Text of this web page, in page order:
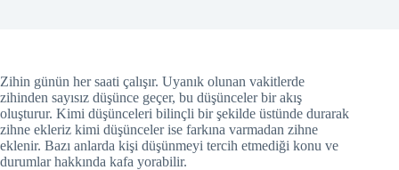
Zihin günün her saati çalışır. Uyanık olunan vakitlerde
zihinden sayısız düşünce geçer, bu düşünceler bir akış
oluşturur. Kimi düşünceleri bilinçli bir şekilde üstünde durarak
zihne ekleriz kimi düşünceler ise farkına varmadan zihne
eklenir. Bazı anlarda kişi düşünmeyi tercih etmediği konu ve
durumlar hakkında kafa yorabilir.